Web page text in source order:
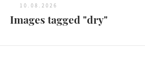
10.08.2026
Images tagged "dry"